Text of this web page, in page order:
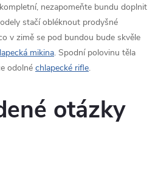
nezapomeňte bundu doplnit
stačí obléknout prodyšné
v zimě se pod bundou bude skvěle
mikina. Spodní polovinu těla
odolné chlapecké rifle.
otázky